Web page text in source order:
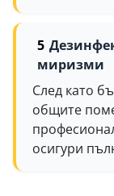
миризми
След като
общите
осигури